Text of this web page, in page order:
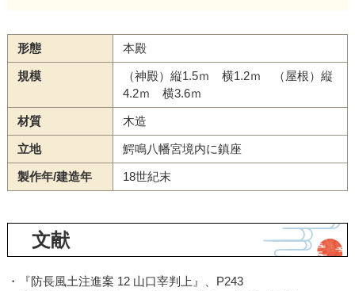
形態 本殿
規模
（神殿）縦1.5ｍ 横1.2ｍ （屋根）縦
4.2ｍ 横3.6ｍ
材質 木造
立地 鰐鳴八幡宮境内に鎮座
製作年/建造年 18世紀末
文献
・『防長風土注進案 12 山口宰判上』、P243